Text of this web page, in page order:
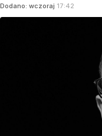
Dodano: wczoraj 17:42